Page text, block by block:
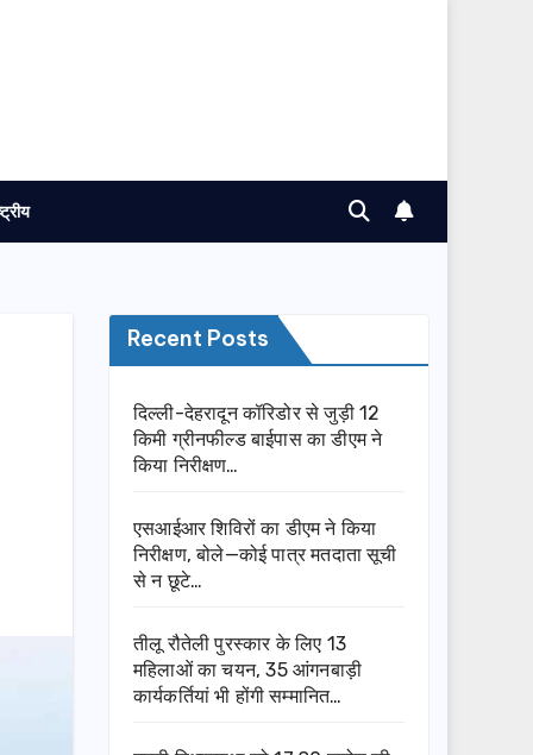
Recent Posts
दिल्ली-देहरादून कॉरिडोर से जुड़ी 12
किमी ग्रीनफील्ड बाईपास का डीएम ने
किया निरीक्षण…
एसआईआर शिविरों का डीएम ने किया
निरीक्षण, बोले—कोई पात्र मतदाता सूची
से न छूटे…
तीलू रौतेली पुरस्कार के लिए 13
महिलाओं का चयन, 35 आंगनबाड़ी
कार्यकर्तियां भी होंगी सम्मानित…